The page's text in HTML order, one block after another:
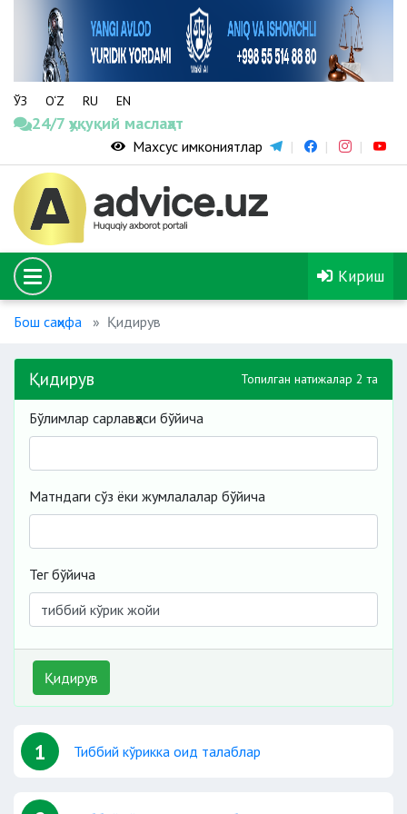
ЎЗ O‘Z RU EN
24/7 ҳуқуқий маслаҳат
Махсус имкониятлар
Кириш
Бош саҳифа Қидирув
Қидирув Топилган натижалар 2 та
Бўлимлар сарлавҳаси бўйича
Матндаги сўз ёки жумлалалар бўйича
Тег бўйича
Қидирув
1 Тиббий кўрикка оид талаблар